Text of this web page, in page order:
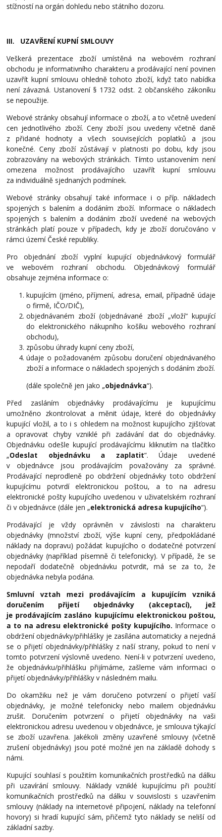
stížností na orgán dohledu nebo státního dozoru.
III. UZAVŘENÍ KUPNÍ SMLOUVY
Veškerá prezentace zboží umístěná na webovém rozhraní
obchodu je informativního charakteru a prodávající není povinen
uzavřít kupní smlouvu ohledně tohoto zboží, když tato nabídka
není závazná. Ustanovení § 1732 odst. 2 občanského zákoníku
se nepoužije.
Webové stránky obsahují informace o zboží, a to včetně uvedení
cen jednotlivého zboží. Ceny zboží jsou uvedeny včetně daně
z přidané hodnoty a všech souvisejících poplatků a jsou
konečné. Ceny zboží zůstávají v platnosti po dobu, kdy jsou
zobrazovány na webových stránkách. Tímto ustanovením není
omezena možnost prodávajícího uzavřít kupní smlouvu
za individuálně sjednaných podmínek.
Webové stránky obsahují také informace i o příp. nákladech
spojených s balením a dodáním zboží. Informace o nákladech
spojených s balením a dodáním zboží uvedené na webových
stránkách platí pouze v případech, kdy je zboží doručováno v
rámci území České republiky.
Pro objednání zboží vyplní kupující objednávkový formulář
ve webovém rozhraní obchodu. Objednávkový formulář
obsahuje zejména informace o:
kupujícím (jméno, příjmení, adresa, email, případně údaje
o firmě, IČO/DIČ),
objednávaném zboží (objednávané zboží „vloží“ kupující
do elektronického nákupního košíku webového rozhraní
obchodu),
způsobu úhrady kupní ceny zboží,
údaje o požadovaném způsobu doručení objednávaného
zboží a informace o nákladech spojených s dodáním zboží.
(dále společně jen jako „objednávka“).
Před zasláním objednávky prodávajícímu je kupujícímu
umožněno zkontrolovat a měnit údaje, které do objednávky
kupující vložil, a to i s ohledem na možnost kupujícího zjišťovat
a opravovat chyby vzniklé při zadávání dat do objednávky.
Objednávku odešle kupující prodávajícímu kliknutím na tlačítko
„Odeslat objednávku a zaplatit“. Údaje uvedené
v
objednávce jsou prodávajícím považovány za správné.
Prodávající neprodleně po obdržení objednávky toto obdržení
kupujícímu potvrdí elektronickou poštou, a
to na adresu
elektronické pošty kupujícího uvedenou v uživatelském rozhraní
či v objednávce (dále jen „elektronická adresa kupujícího“).
Prodávající je vždy oprávněn v závislosti na charakteru
objednávky (množství zboží, výše kupní ceny, předpokládané
náklady na dopravu) požádat kupujícího o dodatečné potvrzení
objednávky (například písemně či telefonicky). V případě, že se
nepodaří dodatečně objednávku potvrdit, má se za to, že
objednávka nebyla podána.
Smluvní vztah mezi prodávajícím a kupujícím vzniká
doručením přijetí objednávky (akceptací), jež
je prodávajícím zasláno kupujícímu elektronickou poštou,
a to na adresu elektronické pošty kupujícího. Informace o
obdržení objednávky/přihlášky je zasílána automaticky a nejedná
se o přijetí objednávky/přihlášky z naší strany, pokud to není v
tomto potvrzení výslovně uvedeno. Není-li v potvrzení uvedeno,
že objednávku/přihlášku přijímáme, zašleme vám informaci o
přijetí objednávky/přihlášky v následném mailu.
Do okamžiku než je vám doručeno potvrzení o přijetí vaší
objednávky, je možné telefonicky nebo mailem objednávku
zrušit. Doručením potvrzení o přijetí objednávky na vaši
elektronickou adresu uvedenou v objednávce, je smlouva týkající
se zboží uzavřena. Jakékoli změny uzavřené smlouvy (včetně
zrušení objednávky) jsou poté možné jen na základě dohody s
námi.
Kupující souhlasí s použitím komunikačních prostředků na dálku
při uzavírání smlouvy. Náklady vzniklé kupujícímu při použití
komunikačních prostředků na dálku v souvislosti s uzavřením
smlouvy (náklady na internetové připojení, náklady na telefonní
hovory) si hradí kupující sám, přičemž tyto náklady se neliší od
základní sazby.